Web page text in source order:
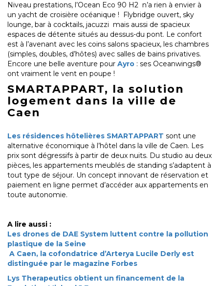
Niveau prestations, l’Ocean Eco 90 H2 n’a rien à envier à
un yacht de croisière océanique ! Flybridge ouvert, sky
lounge, bar à cocktails, jacuzzi mais aussi de spacieux
espaces de détente situés au dessus-du pont. Le confort
est à l’avenant avec les coins salons spacieux, les chambres
(simples, doubles, d’hôtes) avec salles de bains privatives.
Encore une belle aventure pour Ayro : ses Oceanwings®
ont vraiment le vent en poupe !
SMARTAPPART, la solution
logement dans la ville de
Caen
Les résidences hôtelières SMARTAPPART sont une
alternative économique à l’hôtel dans la ville de Caen. Les
prix sont dégressifs à partir de deux nuits. Du studio au deux
pièces, les appartements meublés de standing s’adaptent à
tout type de séjour. Un concept innovant de réservation et
paiement en ligne permet d’accéder aux appartements en
toute autonomie.
A lire aussi :
Les drones de DAE System luttent contre la pollution
plastique de la Seine
A Caen, la cofondatrice d’Arterya Lucile Derly est
distinguée par le magazine Forbes
Lys Therapeutics obtient un financement de la